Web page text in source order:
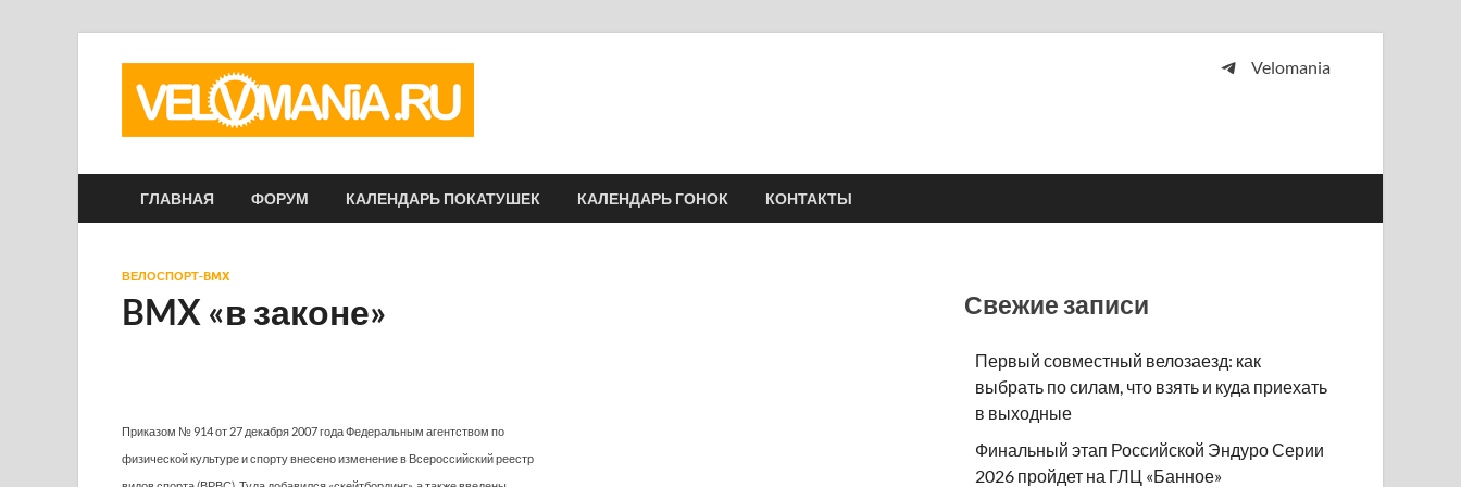
Velomania
ГЛАВНАЯ ФОРУМ КАЛЕНДАРЬ ПОКАТУШЕК КАЛЕНДАРЬ ГОНОК КОНТАКТЫ
ВЕЛОСПОРТ-BMX
BMX «в законе»
Приказом № 914 от 27 декабря 2007 года Федеральным агентством по
физической культуре и спорту внесено изменение в Всероссийский реестр
Свежие записи
Первый совместный велозаезд: как
выбрать по силам, что взять и куда приехать
в выходные
Финальный этап Российской Эндуро Серии
2026 пройдет на ГЛЦ «Банное»